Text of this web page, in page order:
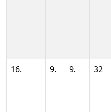
16. 9. 9. 32